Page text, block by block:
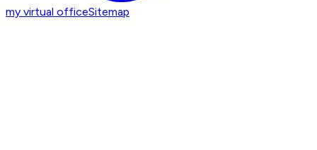
my virtual officeSitemap